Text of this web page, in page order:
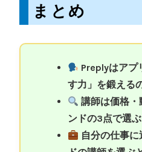
まとめ
Preplyはアプ
す力」を鍛える
講師は価格・
ンドの3点で選ぶ
自分の仕事